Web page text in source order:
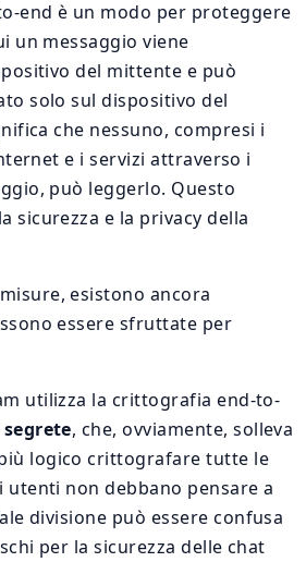
end è un modo per proteggere
un messaggio viene
del mittente e può
solo sul dispositivo del
che nessuno, compresi i
e i servizi attraverso i
può leggerlo. Questo
sicurezza e la privacy della
esistono ancora
essere sfruttate per
utilizza la crittografia end-to-
, che, ovviamente, solleva
logico crittografare tutte le
utenti non debbano pensare a
divisione può essere confusa
per la sicurezza delle chat